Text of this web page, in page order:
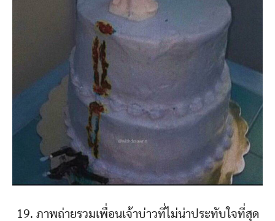
19. ภาพถ่ายรวมเพื่อนเจ้าบ่าวที่ไม่น่าประทับใจที่สุด